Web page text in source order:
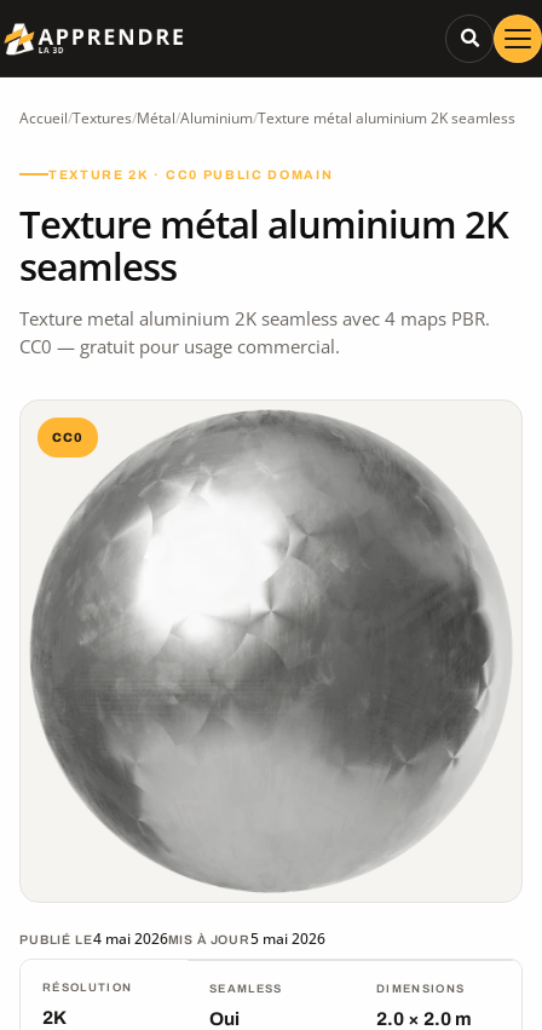
Accueil/Textures/Métal/Aluminium/Texture métal aluminium 2K seamless
TEXTURE 2K · CC0 PUBLIC DOMAIN
Texture métal aluminium 2K
seamless
Texture metal aluminium 2K seamless avec 4 maps PBR.
CC0 — gratuit pour usage commercial.
CC0
PUBLIÉ LE4 mai 2026MIS À JOUR5 mai 2026
RÉSOLUTION
2K
SEAMLESS
Oui
DIMENSIONS
2.0 × 2.0 m